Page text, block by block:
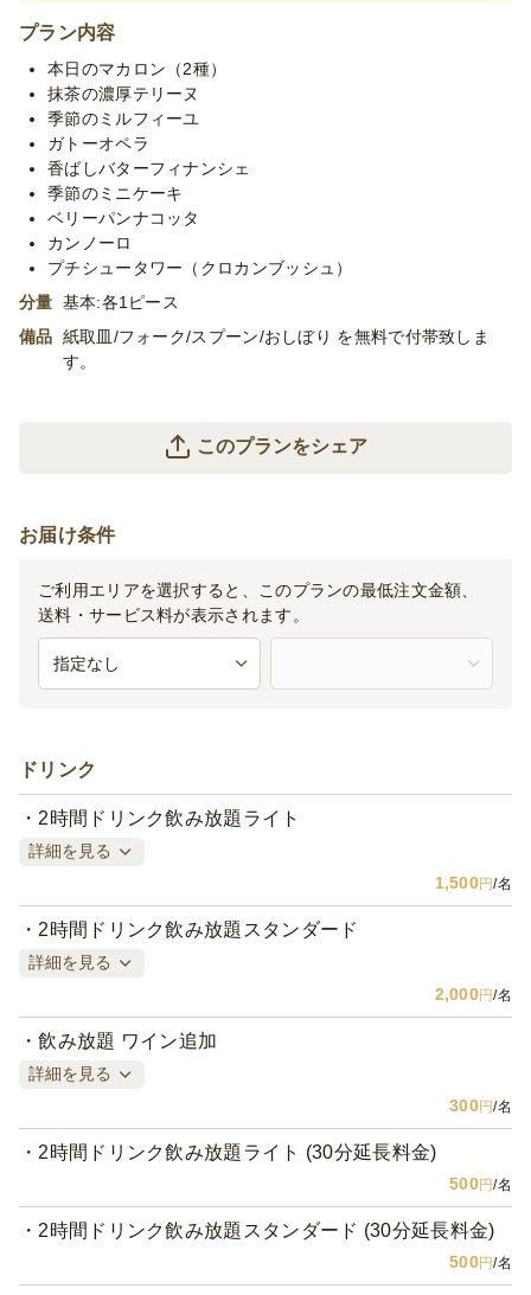
プラン内容
本日のマカロン（2種）
抹茶の濃厚テリーヌ
季節のミルフィーユ
ガトーオペラ
香ばしバターフィナンシェ
季節のミニケーキ
ベリーパンナコッタ
カンノーロ
プチシュータワー（クロカンブッシュ）
分量 基本:各1ピース
備品 紙取皿/フォーク/スプーン/おしぼり を無料で付帯致しま
す。
このプランをシェア
お届け条件
ご利用エリアを選択すると、このプランの最低注文金額、
送料・サービス料が表示されます。
ドリンク
2時間ドリンク飲み放題ライト
詳細を見る
1,500円/名
2時間ドリンク飲み放題スタンダード
詳細を見る
2,000円/名
飲み放題 ワイン追加
詳細を見る
300円/名
2時間ドリンク飲み放題ライト (30分延長料金)
500円/名
2時間ドリンク飲み放題スタンダード (30分延長料金)
500円/名